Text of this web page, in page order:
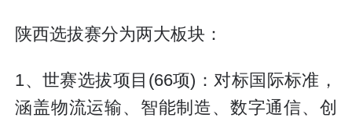
陕西选拔赛分为两大板块：
1、世赛选拔项目(66项)：对标国际标准，
涵盖物流运输、智能制造、数字通信、创